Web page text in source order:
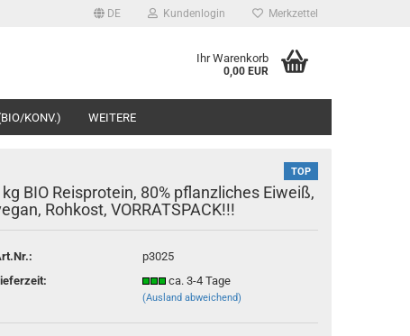
DE Kundenlogin
vergessen?
Merkzettel
Ihr Warenkorb
0,00 EUR
KONV.) WEITERE
TOP
BIO Reisprotein, 80% pflanzliches Eiweiß,
Rohkost, VORRATSPACK!!!
p3025
ca. 3-4 Tage
(Ausland abweichend)